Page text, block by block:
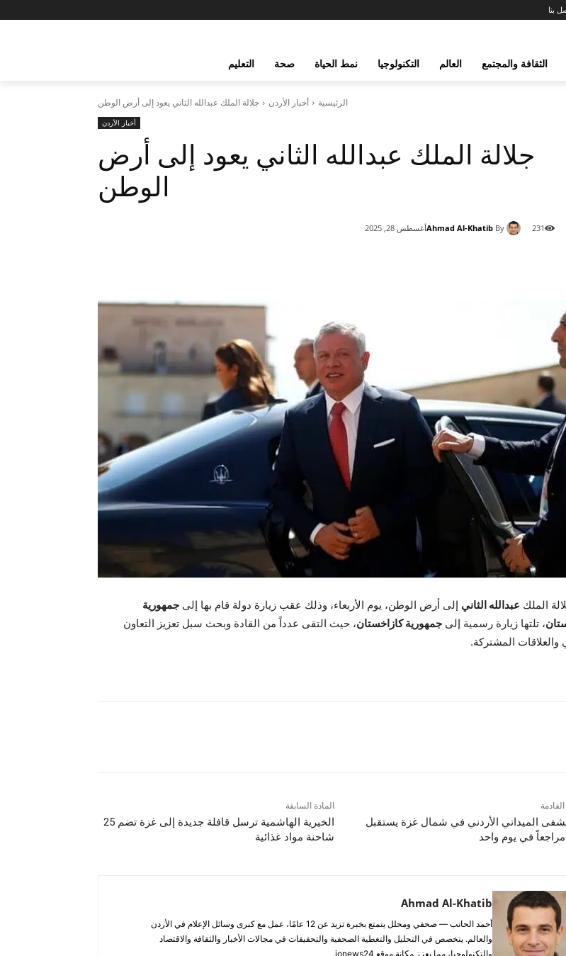
بنا
الثقافة والمجتمع العالم التكنولوجيا نمط الحياة صحة التعليم
الرئيسية أخبار الأردن جلالة الملك عبدالله الثاني يعود إلى أرض الوطن
أخبار الأردن
جلالة الملك عبدالله الثاني يعود إلى أرض
الوطن
By
Ahmad Al-Khatibأغسطس 28, 2025 231
الملك عبدالله الثاني إلى أرض الوطن، يوم الأربعاء، وذلك عقب زيارة دولة قام بها إلى جمهورية
، تلتها زيارة رسمية إلى جمهورية كازاخستان، حيث التقى عدداً من القادة وبحث سبل تعزيز التعاون
والعلاقات المشتركة.
المادة السابقة
الخيرية الهاشمية ترسل قافلة جديدة إلى غزة تضم 25
شاحنة مواد غذائية
القادمة
الميداني الأردني في شمال غزة يستقبل
Ahmad Al-Khatib
أحمد الحاتب — صحفي ومحلل يتمتع بخبرة تزيد عن 12 عامًا، عمل مع كبرى وسائل الإعلام في الأردن
والعالم. يتخصص في التحليل والتغطية الصحفية والتحقيقات في مجالات الأخبار والثقافة والاقتصاد
والتكنولوجيا، مما يعزز مكانة موقع jonews24.